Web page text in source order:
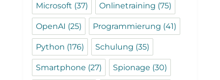
Microsoft (37) Onlinetraining (75)
OpenAI (25) Programmierung (41)
Python (176) Schulung (35)
Smartphone (27) Spionage (30)